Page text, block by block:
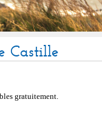
Castille
gratuitement.